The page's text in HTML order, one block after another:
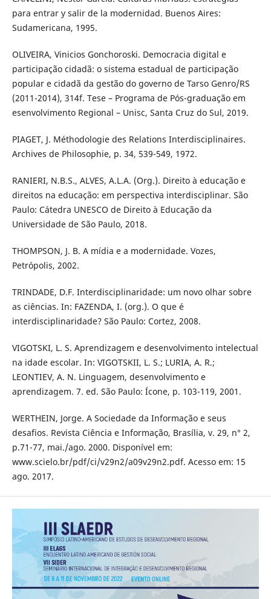
para entrar y salir de la modernidad. Buenos Aires:
Sudamericana, 1995.
OLIVEIRA, Vinicios Gonchoroski. Democracia digital e
participação cidadã: o sistema estadual de participação
popular e cidadã da gestão do governo de Tarso Genro/RS
(2011-2014), 314f. Tese – Programa de Pós-graduação em
esenvolvimento Regional – Unisc, Santa Cruz do Sul, 2019.
PIAGET, J. Méthodologie des Relations Interdisciplinaires.
Archives de Philosophie, p. 34, 539-549, 1972.
RANIERI, N.B.S., ALVES, A.L.A. (Org.). Direito à educação e
direitos na educação: em perspectiva interdisciplinar. São
Paulo: Cátedra UNESCO de Direito à Educação da
Universidade de São Paulo, 2018.
THOMPSON, J. B. A mídia e a modernidade. Vozes,
Petrópolis, 2002.
TRINDADE, D.F. Interdisciplinaridade: um novo olhar sobre
as ciências. In: FAZENDA, I. (org.). O que é
interdisciplinaridade? São Paulo: Cortez, 2008.
VIGOTSKI, L. S. Aprendizagem e desenvolvimento intelectual
na idade escolar. In: VIGOTSKII, L. S.; LURIA, A. R.;
LEONTIEV, A. N. Linguagem, desenvolvimento e
aprendizagem. 7. ed. São Paulo: Ícone, p. 103-119, 2001.
WERTHEIN, Jorge. A Sociedade da Informação e seus
desafios. Revista Ciência e Informação, Brasília, v. 29, n° 2,
p.71-77, mai./ago. 2000. Disponível em:
www.scielo.br/pdf/ci/v29n2/a09v29n2.pdf. Acesso em: 15
ago. 2017.